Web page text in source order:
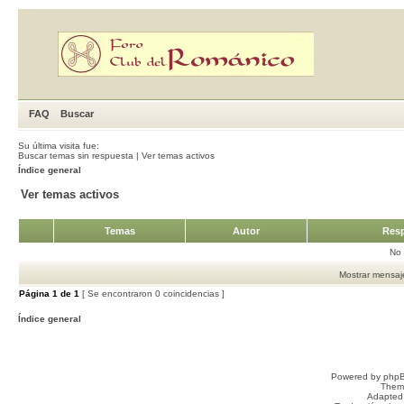
FAQ Buscar
Su última visita fue:
Buscar temas sin respuesta | Ver temas activos
Índice general
Ver temas activos
Temas Autor
No
Mostrar
Página 1 de 1 [ Se encontraron 0 coincidencias ]
Índice general
Powered by